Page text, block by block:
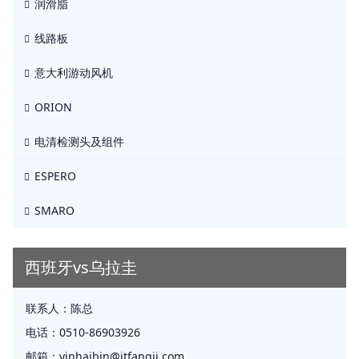
润滑脂
线路板
意大利游动风机
ORION
电清检测头及组件
ESPERO
SMARO
西班牙vs乌拉圭
联系人： 陈总
电话： 0510-86903926